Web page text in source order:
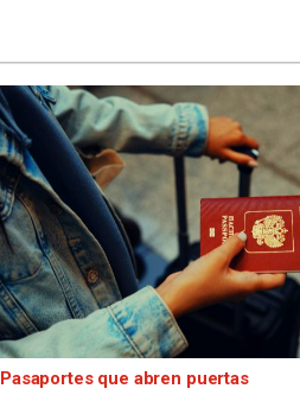
Pasaportes que abren puertas